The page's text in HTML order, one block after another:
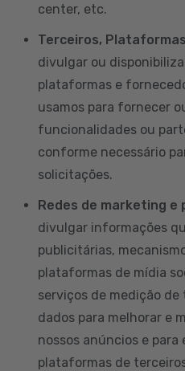
center, etc.
Terceiros,
divulgar ou
plataformas e
usamos para fornecer
funcionalidades ou
conforme necessário
solicitações.
Redes de marketing e
divulgar informações
publicitárias,
plataformas de mídia
serviços de medição
dados para melhorar e
nossos anúncios e
plataformas de